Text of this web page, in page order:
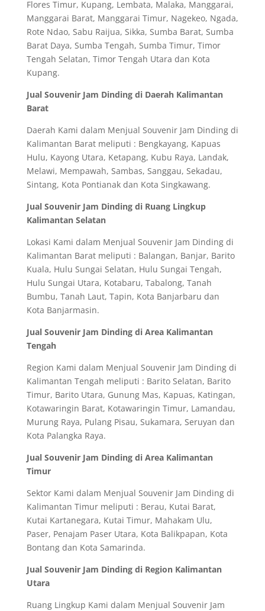
Flores Timur, Kupang, Lembata, Malaka, Manggarai,
Manggarai Barat, Manggarai Timur, Nagekeo, Ngada,
Rote Ndao, Sabu Raijua, Sikka, Sumba Barat, Sumba
Barat Daya, Sumba Tengah, Sumba Timur, Timor
Tengah Selatan, Timor Tengah Utara dan Kota
Kupang.
Jual Souvenir Jam Dinding di Daerah Kalimantan
Barat
Daerah Kami dalam Menjual Souvenir Jam Dinding di
Kalimantan Barat meliputi : Bengkayang, Kapuas
Hulu, Kayong Utara, Ketapang, Kubu Raya, Landak,
Melawi, Mempawah, Sambas, Sanggau, Sekadau,
Sintang, Kota Pontianak dan Kota Singkawang.
Jual Souvenir Jam Dinding di Ruang Lingkup
Kalimantan Selatan
Lokasi Kami dalam Menjual Souvenir Jam Dinding di
Kalimantan Barat meliputi : Balangan, Banjar, Barito
Kuala, Hulu Sungai Selatan, Hulu Sungai Tengah,
Hulu Sungai Utara, Kotabaru, Tabalong, Tanah
Bumbu, Tanah Laut, Tapin, Kota Banjarbaru dan
Kota Banjarmasin.
Jual Souvenir Jam Dinding di Area Kalimantan
Tengah
Region Kami dalam Menjual Souvenir Jam Dinding di
Kalimantan Tengah meliputi : Barito Selatan, Barito
Timur, Barito Utara, Gunung Mas, Kapuas, Katingan,
Kotawaringin Barat, Kotawaringin Timur, Lamandau,
Murung Raya, Pulang Pisau, Sukamara, Seruyan dan
Kota Palangka Raya.
Jual Souvenir Jam Dinding di Area Kalimantan
Timur
Sektor Kami dalam Menjual Souvenir Jam Dinding di
Kalimantan Timur meliputi : Berau, Kutai Barat,
Kutai Kartanegara, Kutai Timur, Mahakam Ulu,
Paser, Penajam Paser Utara, Kota Balikpapan, Kota
Bontang dan Kota Samarinda.
Jual Souvenir Jam Dinding di Region Kalimantan
Utara
Ruang Lingkup Kami dalam Menjual Souvenir Jam